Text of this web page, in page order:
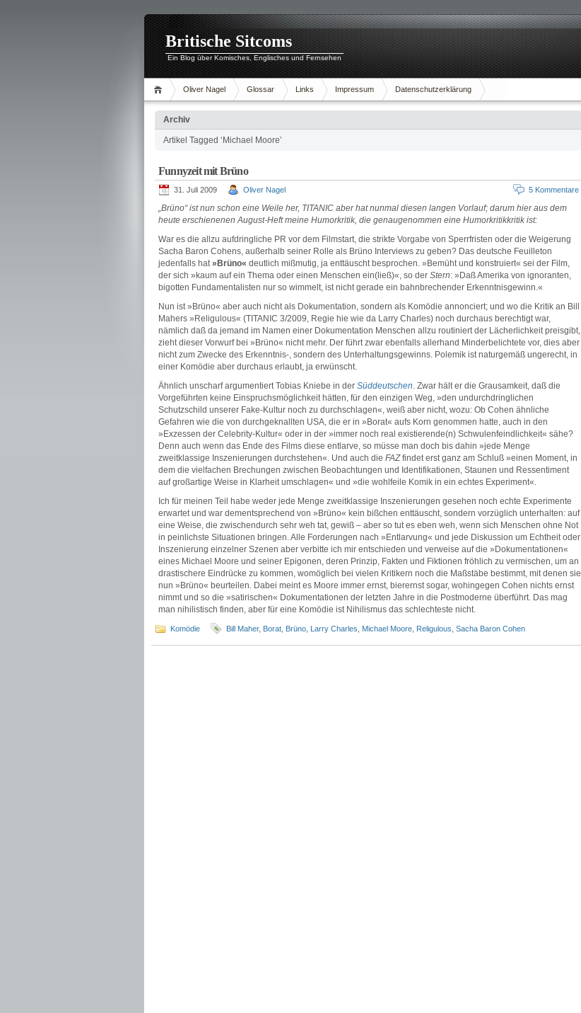
Britische Sitcoms
Ein Blog über Komisches, Englisches und Fernsehen
Oliver Nagel Glossar Links Impressum Datenschutzerklärung
Archiv
Artikel Tagged ‘Michael Moore’
Funnyzeit mit Brüno
31. Juli 2009 Oliver Nagel 5 Kommentare
„Brüno“ ist nun schon eine Weile her, TITANIC aber hat nunmal diesen langen Vorlauf; darum hier aus dem
heute erschienenen August-Heft meine Humorkritik, die genaugenommen eine Humorkritikkritik ist:
War es die allzu aufdringliche PR vor dem Filmstart, die strikte Vorgabe von Sperrfristen oder die Weigerung
Sacha Baron Cohens, außerhalb seiner Rolle als Brüno Interviews zu geben? Das deutsche Feuilleton
jedenfalls hat»Brüno« deutlich mißmutig, ja enttäuscht besprochen. »Bemüht und konstruiert« sei der Film,
der sich »kaum auf ein Thema oder einen Menschen ein(ließ)«, so der Stern: »Daß Amerika von ignoranten,
bigotten Fundamentalisten nur so wimmelt, ist nicht gerade ein bahnbrechender Erkenntnisgewinn.«
Nun ist »Brüno« aber auch nicht als Dokumentation, sondern als Komödie annonciert; und wo die Kritik an Bill
Mahers »Religulous« (TITANIC 3/2009, Regie hie wie da Larry Charles) noch durchaus berechtigt war,
nämlich daß da jemand im Namen einer Dokumentation Menschen allzu routiniert der Lächerlichkeit preisgibt,
zieht dieser Vorwurf bei »Brüno« nicht mehr. Der führt zwar ebenfalls allerhand Minderbelichtete vor, dies aber
nicht zum Zwecke des Erkenntnis-, sondern des Unterhaltungsgewinns. Polemik ist naturgemäß ungerecht, in
einer Komödie aber durchaus erlaubt, ja erwünscht.
Ähnlich unscharf argumentiert Tobias Kniebe in der Süddeutschen. Zwar hält er die Grausamkeit, daß die
Vorgeführten keine Einspruchsmöglichkeit hätten, für den einzigen Weg, »den undurchdringlichen
Schutzschild unserer Fake-Kultur noch zu durchschlagen«, weiß aber nicht, wozu: Ob Cohen ähnliche
Gefahren wie die von durchgeknallten USA, die er in »Borat« aufs Korn genommen hatte, auch in den
»Exzessen der Celebrity-Kultur« oder in der »immer noch real existierende(n) Schwulenfeindlichkeit« sähe?
Denn auch wenn das Ende des Films diese entlarve, so müsse man doch bis dahin »jede Menge
zweitklassige Inszenierungen durchstehen«. Und auch die FAZfindet erst ganz am Schluß »einen Moment, in
dem die vielfachen Brechungen zwischen Beobachtungen und Identifikationen, Staunen und Ressentiment
auf großartige Weise in Klarheit umschlagen« und »die wohlfeile Komik in ein echtes Experiment«.
Ich für meinen Teil habe weder jede Menge zweitklassige Inszenierungen gesehen noch echte Experimente
erwartet und war dementsprechend von »Brüno« kein bißchen enttäuscht, sondern vorzüglich unterhalten: auf
eine Weise, die zwischendurch sehr weh tat, gewiß – aber so tut es eben weh, wenn sich Menschen ohne Not
in peinlichste Situationen bringen. Alle Forderungen nach »Entlarvung« und jede Diskussion um Echtheit oder
Inszenierung einzelner Szenen aber verbitte ich mir entschieden und verweise auf die »Dokumentationen«
eines Michael Moore und seiner Epigonen, deren Prinzip, Fakten und Fiktionen fröhlich zu vermischen, um an
drastischere Eindrücke zu kommen, womöglich bei vielen Kritikern noch die Maßstäbe bestimmt, mit denen sie
nun »Brüno« beurteilen. Dabei meint es Moore immer ernst, bierernst sogar, wohingegen Cohen nichts ernst
nimmt und so die »satirischen« Dokumentationen der letzten Jahre in die Postmoderne überführt. Das mag
man nihilistisch finden, aber für eine Komödie ist Nihilismus das schlechteste nicht.
Komödie Bill Maher, Borat Brüno Larry Charles Michael Moore Religulous Sacha Baron Cohen